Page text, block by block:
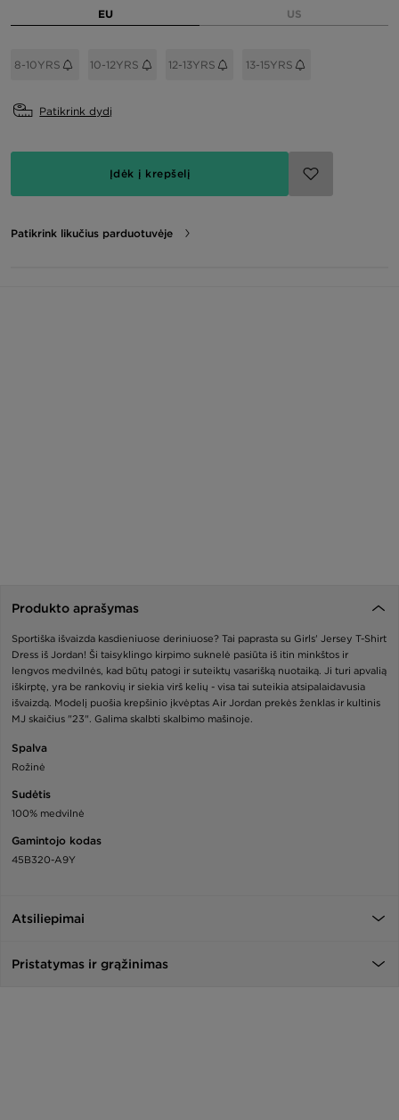
EU US
8-10YRS 10-12YRS 12-13YRS 13-15YRS
Patikrink dydį
Įdėk į krepšelį
Patikrink likučius parduotuvėje
Produkto aprašymas
Sportiška išvaizda kasdieniuose deriniuose? Tai paprasta su Girls' Jersey T-Shirt
Dress iš Jordan! Ši taisyklingo kirpimo suknelė pasiūta iš itin minkštos ir
lengvos medvilnės, kad būtų patogi ir suteiktų vasarišką nuotaiką. Ji turi apvalią
iškirptę, yra be rankovių ir siekia virš kelių - visa tai suteikia atsipalaidavusia
išvaizdą. Modelį puošia krepšinio įkvėptas Air Jordan prekės ženklas ir kultinis
MJ skaičius "23". Galima skalbti skalbimo mašinoje.
Spalva
Rožinė
Sudėtis
100% medvilnė
Gamintojo kodas
45B320-A9Y
Atsiliepimai
Pristatymas ir grąžinimas